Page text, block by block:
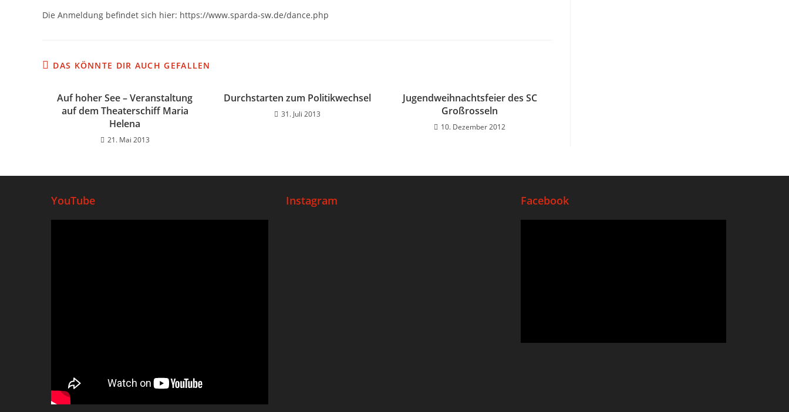
Die Anmeldung befindet sich hier: https://www.sparda-sw.de/dance.php
DAS KÖNNTE DIR AUCH GEFALLEN
Auf hoher See – Veranstaltung
auf dem Theaterschiff Maria
Helena
21. Mai 2013
Durchstarten zum Politikwechsel
31. Juli 2013
Jugendweihnachtsfeier des SC
Großrosseln
10. Dezember 2012
YouTube Instagram Facebook